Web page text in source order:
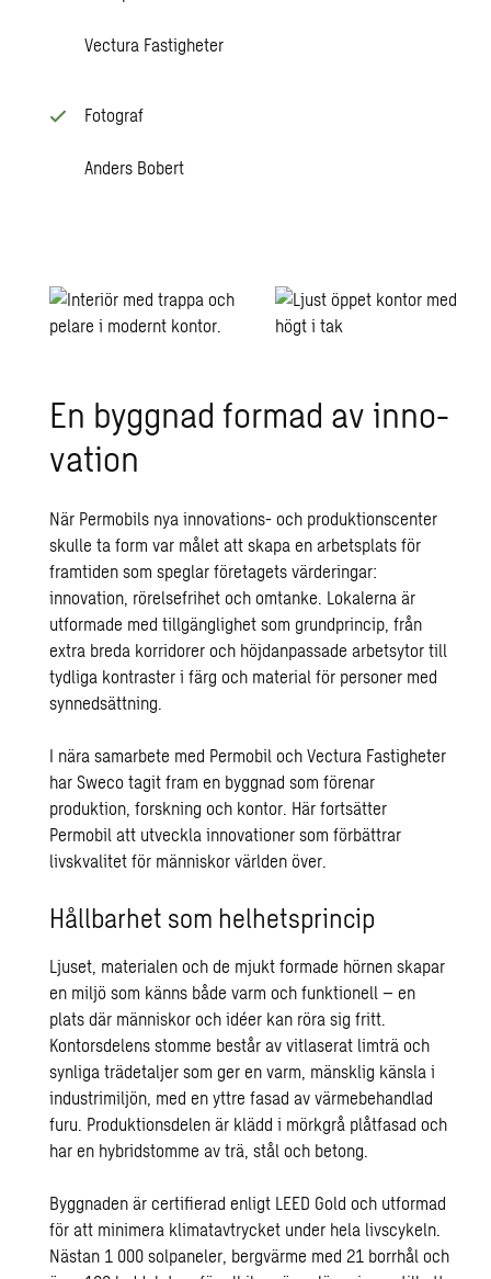
Vectura Fastigheter
Fotograf
Anders Bobert
En bygg­nad for­mad av in­no­
va­tion
När Permobils nya innovations- och produktionscenter
skulle ta form var målet att skapa en arbetsplats för
framtiden som speglar företagets värderingar:
innovation, rörelsefrihet och omtanke. Lokalerna är
utformade med tillgänglighet som grundprincip, från
extra breda korridorer och höjdanpassade arbetsytor till
tydliga kontraster i färg och material för personer med
synnedsättning.
I nära samarbete med Permobil och Vectura Fastigheter
har Sweco tagit fram en byggnad som förenar
produktion, forskning och kontor. Här fortsätter
Permobil att utveckla innovationer som förbättrar
livskvalitet för människor världen över.
Hållbarhet som helhetsprincip
Ljuset, materialen och de mjukt formade hörnen skapar
en miljö som känns både varm och funktionell – en
plats där människor och idéer kan röra sig fritt.
Kontorsdelens stomme består av vitlaserat limträ och
synliga trädetaljer som ger en varm, mänsklig känsla i
industrimiljön, med en yttre fasad av värmebehandlad
furu. Produktionsdelen är klädd i mörkgrå plåtfasad och
har en hybridstomme av trä, stål och betong.
Byggnaden är certifierad enligt LEED Gold och utformad
för att minimera klimatavtrycket under hela livscykeln.
Nästan 1 000 solpaneler, bergvärme med 21 borrhål och